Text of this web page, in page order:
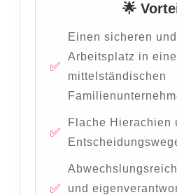
🌟
Einen sicheren
Arbeitsplatz in
mittelständischen
Flache Hierachien
und